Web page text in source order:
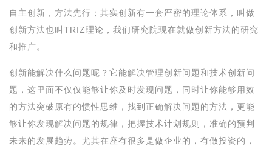
自主创新，方法先行；其实创新有一套严密的理论体系，叫做
创新方法也叫TRIZ理论，我们研究院现在就做创新方法的研究
和推广。
创新能解决什么问题呢？它能解决管理创新问题和技术创新问
题，这里面不仅仅能够让你及时发现问题，同时让你能够用效
的方法突破原有的惯性思维，找到正确解决问题的方法，更能
够让你发现解决问题的规律，把握技术计划规则，准确的预判
未来的发展趋势。尤其在座有很多是做企业的，有做投资的，